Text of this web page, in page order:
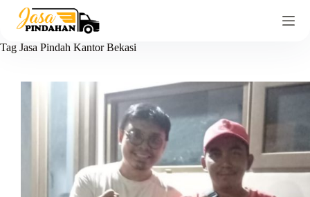
Tag Jasa Pindah Kantor Bekasi